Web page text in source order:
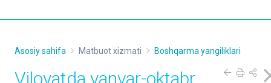
Asosiy sahifa Matbuot xizmati Boshqarma yangiliklari
Viloyatda yanvar-oktabr